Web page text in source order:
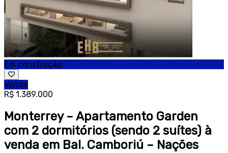
Em construção
Venda
R$ 1.389.000
Monterrey – Apartamento Garden
com 2 dormitórios (sendo 2 suítes) à
venda em Bal. Camboriú – Nações